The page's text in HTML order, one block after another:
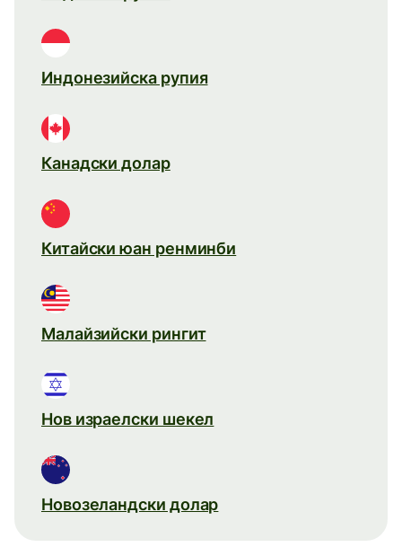
Индонезийска рупия
Канадски долар
Китайски юан ренминби
Малайзийски рингит
Нов израелски шекел
Новозеландски долар